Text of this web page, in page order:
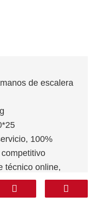
de escalera
100%
técnico online,
otros